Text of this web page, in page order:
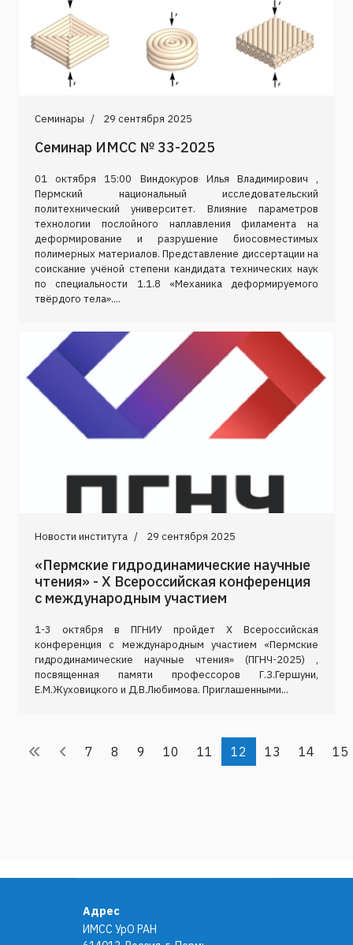
Семинары 29 сентября 2025
Семинар ИМСС № 33-2025
01 октября 15:00 Виндокуров Илья Владимирович ,
Пермский национальный исследовательский
политехнический университет. Влияние параметров
технологии послойного наплавления филамента на
деформирование и разрушение биосовместимых
полимерных материалов. Представление диссертации на
соискание учёной степени кандидата технических наук
по специальности 1.1.8 «Механика деформируемого
твёрдого тела»....
Новости института 29 сентября 2025
«Пермские гидродинамические научные
чтения» - X Всероссийская конференция
с международным участием
1-3 октября в ПГНИУ пройдет X Всероссийская
конференция с международным участием «Пермские
гидродинамические научные чтения» (ПГНЧ-2025) ,
посвященная памяти профессоров Г.З.Гершуни,
Е.М.Жуховицкого и Д.В.Любимова. Приглашенными...
7 8 9 10 11 12 13 14 15
Адрес
ИМСС УрО РАН